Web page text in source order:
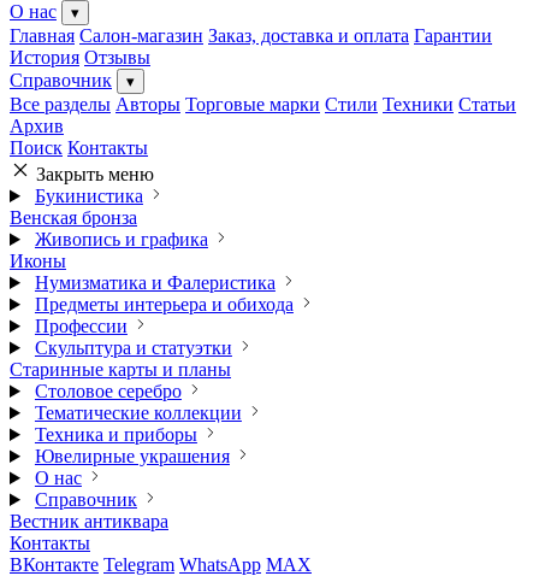
О нас
▾
Главная Салон-магазин Заказ, доставка и оплата Гарантии
История Отзывы
Справочник
▾
Все разделы Авторы Торговые марки Стили Техники Статьи
Архив
Поиск Контакты
Закрыть меню
Букинистика
Венская бронза
Живопись и графика
Иконы
Нумизматика и Фалеристика
Предметы интерьера и обихода
Профессии
Скульптура и статуэтки
Старинные карты и планы
Столовое серебро
Тематические коллекции
Техника и приборы
Ювелирные украшения
О нас
Справочник
Вестник антиквара
Контакты
ВКонтакте Telegram WhatsApp MAX